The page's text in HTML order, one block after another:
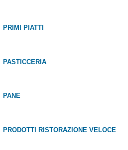
PRIMI PIATTI
PASTICCERIA
PANE
PRODOTTI RISTORAZIONE VELOCE